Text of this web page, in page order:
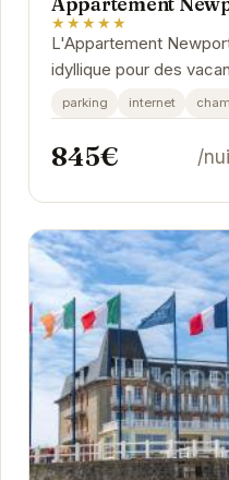
★★★★★
L'Appartement
idyllique pour des
Cast-le-Guildo. Son
vue...
parking internet
845€ /